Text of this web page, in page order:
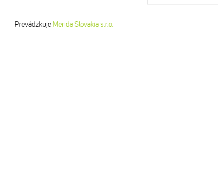
Prevádzkuje Merida Slovakia s.r.o.